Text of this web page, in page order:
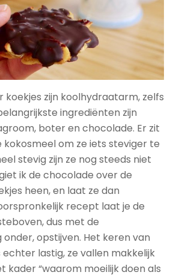
koekjes zijn koolhydraatarm, zelfs
ingrediënten zijn
boter en chocolade. Er zit
kokosmeel om ze iets steviger te
stevig zijn ze nog steeds niet
ik de chocolade over de
heen, en laat ze dan
recept laat je de
dus met de
opstijven. Het keren van
echter lastig, ze vallen makkelijk
kader “waarom moeilijk doen als